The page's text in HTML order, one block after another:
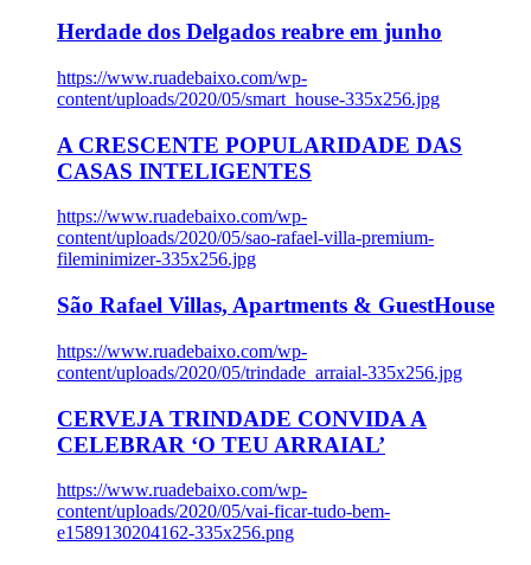
Herdade dos Delgados reabre em junho
https://www.ruadebaixo.com/wp-
content/uploads/2020/05/smart_house-335x256.jpg
A CRESCENTE POPULARIDADE DAS
CASAS INTELIGENTES
https://www.ruadebaixo.com/wp-
content/uploads/2020/05/sao-rafael-villa-premium-
fileminimizer-335x256.jpg
São Rafael Villas, Apartments & GuestHouse
https://www.ruadebaixo.com/wp-
content/uploads/2020/05/trindade_arraial-335x256.jpg
CERVEJA TRINDADE CONVIDA A
CELEBRAR ‘O TEU ARRAIAL’
https://www.ruadebaixo.com/wp-
content/uploads/2020/05/vai-ficar-tudo-bem-
e1589130204162-335x256.png